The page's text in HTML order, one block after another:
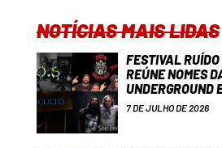
NOTÍCIAS MAIS LIDAS
FESTIVAL
REÚNE NOMES
UNDERGROUND
7 DE JULHO DE 2026